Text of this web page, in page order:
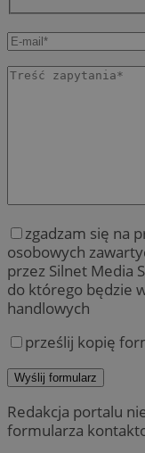
zgadzam się na
osobowych
przez Silnet Media
do którego będzie
handlowych
prześlij kopię
Redakcja portalu
formularza